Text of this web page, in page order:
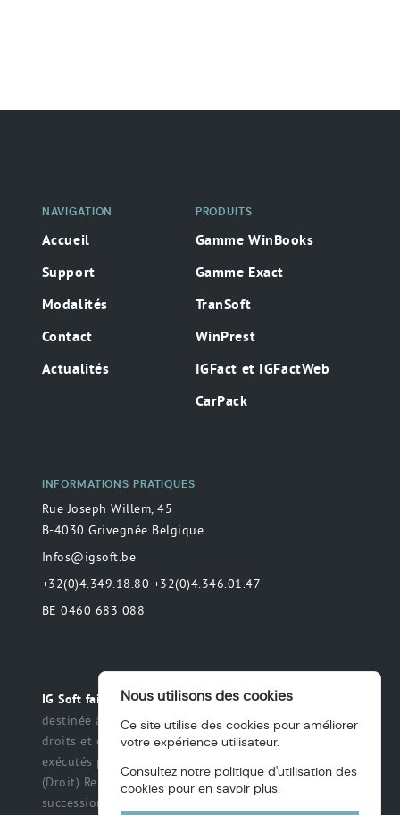
Navigation
NAVIGATION
Accueil
Support
Modalités
Contact
Actualités
PRODUITS
Gamme WinBooks
Gamme Exact
TranSoft
WinPrest
IGFact et IGFactWeb
CarPack
INFORMATIONS PRATIQUES
Rue Joseph Willem, 45
B-4030 Grivegnée Belgique
Infos@igsoft.be
+32(0)4.349.18.80 +32(0)4.346.01.47
BE 0460 683 088
IG Soft fait partie du groupe MAS. Toute déclaration
destinée à préciser ou de délimiter le champ des
droits et des obligations qui peuvent être exercés et
exécutés par les parties dans une relation légale.
(Droit) Renonciation à un titre, des intérêts, une
succession ou une fiducie, etc.
Nous utilisons des cookies
Ce site utilise des cookies pour améliorer
votre expérience utilisateur.
Consultez notre politique d'utilisation des
cookies pour en savoir plus.